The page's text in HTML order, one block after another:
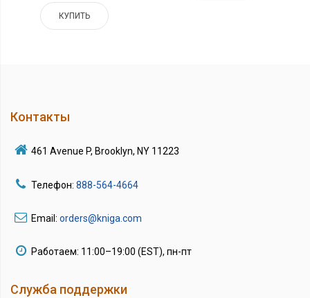
КУПИТЬ
Контакты
461 Avenue P, Brooklyn, NY 11223
Телефон: 888-564-4664
Email: orders@kniga.com
Работаем: 11:00–19:00 (EST), пн-пт
Служба поддержки